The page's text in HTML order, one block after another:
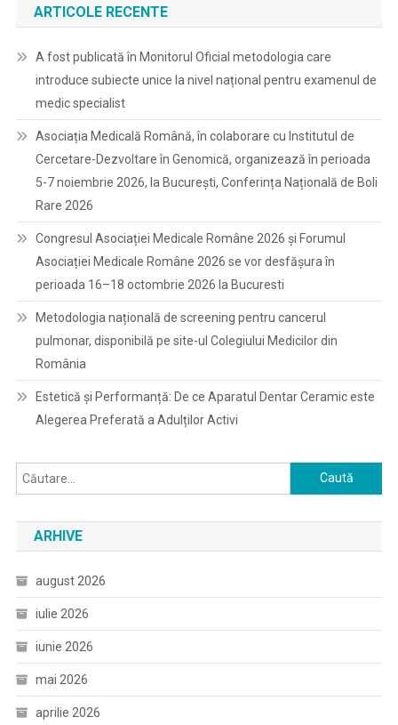
ARTICOLE RECENTE
A fost publicată în Monitorul Oficial metodologia care
introduce subiecte unice la nivel național pentru examenul de
medic specialist
Asociația Medicală Română, în colaborare cu Institutul de
Cercetare-Dezvoltare în Genomică, organizează în perioada
5-7 noiembrie 2026, la București, Conferința Națională de Boli
Rare 2026
Congresul Asociației Medicale Române 2026 și Forumul
Asociației Medicale Române 2026 se vor desfășura în
perioada 16–18 octombrie 2026 la Bucuresti
Metodologia națională de screening pentru cancerul
pulmonar, disponibilă pe site-ul Colegiului Medicilor din
România
Estetică și Performanță: De ce Aparatul Dentar Ceramic este
Alegerea Preferată a Adulților Activi
Caută
după:
ARHIVE
august 2026
iulie 2026
iunie 2026
mai 2026
aprilie 2026